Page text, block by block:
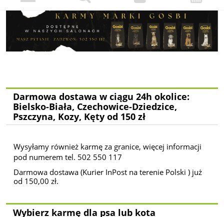
Darmowa dostawa w ciągu 24h okolice:
Bielsko-Biała, Czechowice-Dziedzice,
Pszczyna, Kozy, Kęty od 150 zł
Wysyłamy również karmę za granice, więcej informacji
pod numerem tel. 502 550 117
Darmowa dostawa (Kurier InPost na terenie Polski ) już
od 150,00 zł.
Wybierz karmę dla psa lub kota